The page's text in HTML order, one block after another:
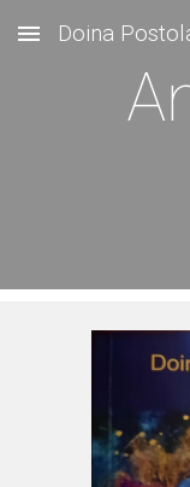
Skip to main content
Doina